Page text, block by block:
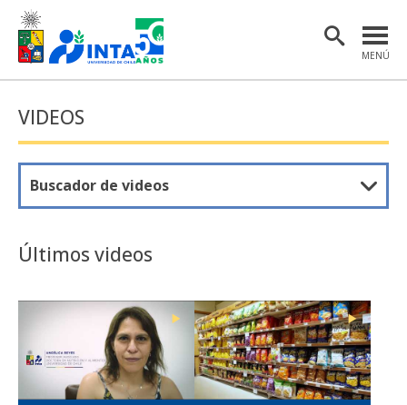
MENÚ
INSTITUTO
INVESTIGACIÓN
EXTENSIÓN Y COMUNICACIONES
ENGLISH
Estudiantes
Académicas/os
VIDEOS
Buscador de videos
Últimos videos